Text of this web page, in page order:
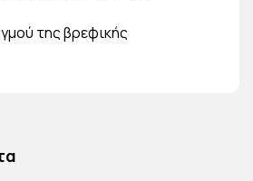
της βρεφικής